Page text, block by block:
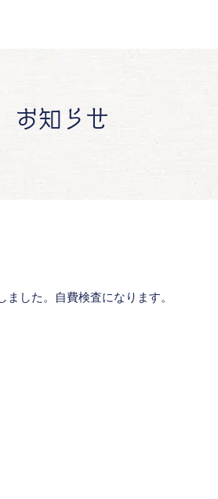
お知らせ
した。自費検査になります。